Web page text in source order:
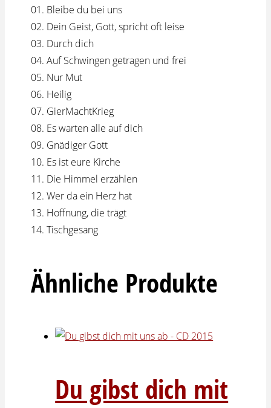
01. Bleibe du bei uns
02. Dein Geist, Gott, spricht oft leise
03. Durch dich
04. Auf Schwingen getragen und frei
05. Nur Mut
06. Heilig
07. GierMachtKrieg
08. Es warten alle auf dich
09. Gnädiger Gott
10. Es ist eure Kirche
11. Die Himmel erzählen
12. Wer da ein Herz hat
13. Hoffnung, die trägt
14. Tischgesang
Ähnliche Produkte
Du gibst dich mit